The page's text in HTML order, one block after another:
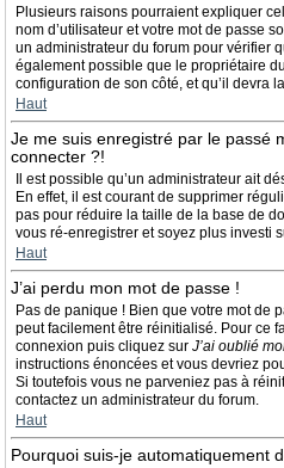
Plusieurs raisons pourraient expliquer
nom d’utilisateur et votre mot de passe
un administrateur du forum pour vérifier
également possible que le propriétaire
configuration de son côté, et qu’il devra
Haut
Je me suis enregistré par le passé
connecter ?!
Il est possible qu’un administrateur ait
En effet, il est courant de supprimer
pas pour réduire la taille de la base de
vous ré-enregistrer et soyez plus investi
Haut
J’ai perdu mon mot de passe !
Pas de panique ! Bien que votre mot de
peut facilement être réinitialisé. Pour ce
connexion puis cliquez sur J’ai oublié
instructions énoncées et vous devriez
Si toutefois vous ne parveniez pas à
contactez un administrateur du forum.
Haut
Pourquoi suis-je automatiquement